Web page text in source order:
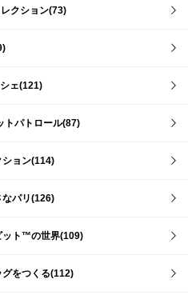
クション(73)
ェ(121)
トパトロール(87)
ション(114)
なパリ(126)
ット™の世界(109)
をつくる(112)